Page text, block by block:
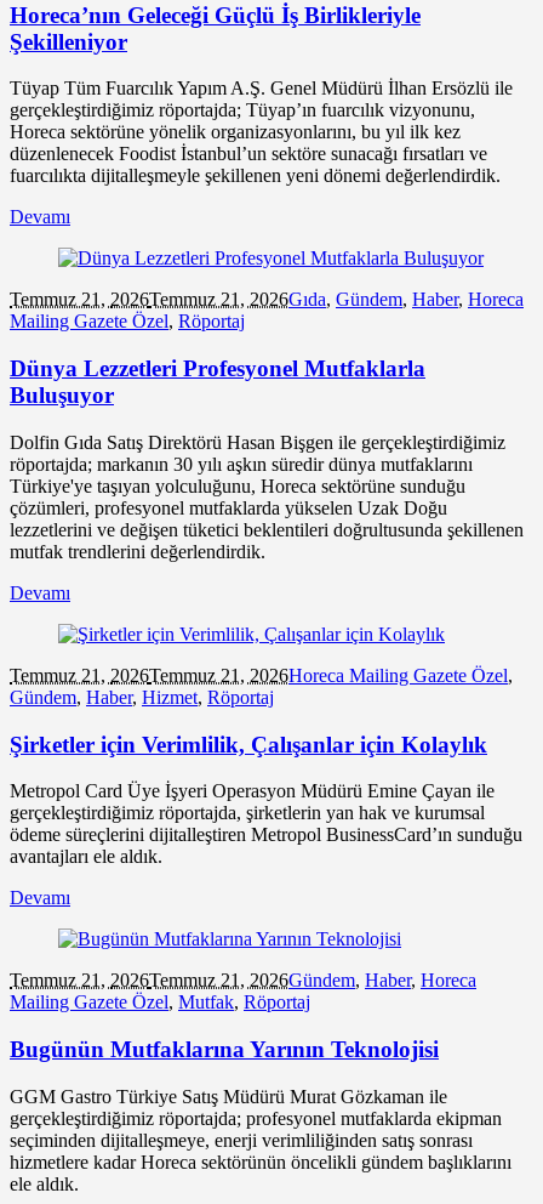
Horeca’nın Geleceği Güçlü İş Birlikleriyle
Şekilleniyor
Tüyap Tüm Fuarcılık Yapım A.Ş. Genel Müdürü İlhan Ersözlü ile
gerçekleştirdiğimiz röportajda; Tüyap’ın fuarcılık vizyonunu,
Horeca sektörüne yönelik organizasyonlarını, bu yıl ilk kez
düzenlenecek Foodist İstanbul’un sektöre sunacağı fırsatları ve
fuarcılıkta dijitalleşmeyle şekillenen yeni dönemi değerlendirdik.
Devamı
Temmuz 21, 2026Temmuz 21, 2026Gıda, Gündem, Haber, Horeca
Mailing Gazete Özel, Röportaj
Dünya Lezzetleri Profesyonel Mutfaklarla
Buluşuyor
Dolfin Gıda Satış Direktörü Hasan Bişgen ile gerçekleştirdiğimiz
röportajda; markanın 30 yılı aşkın süredir dünya mutfaklarını
Türkiye'ye taşıyan yolculuğunu, Horeca sektörüne sunduğu
çözümleri, profesyonel mutfaklarda yükselen Uzak Doğu
lezzetlerini ve değişen tüketici beklentileri doğrultusunda şekillenen
mutfak trendlerini değerlendirdik.
Devamı
Temmuz 21, 2026Temmuz 21, 2026Horeca Mailing Gazete Özel,
Gündem, Haber, Hizmet, Röportaj
Şirketler için Verimlilik, Çalışanlar için Kolaylık
Metropol Card Üye İşyeri Operasyon Müdürü Emine Çayan ile
gerçekleştirdiğimiz röportajda, şirketlerin yan hak ve kurumsal
ödeme süreçlerini dijitalleştiren Metropol BusinessCard’ın sunduğu
avantajları ele aldık.
Devamı
Temmuz 21, 2026Temmuz 21, 2026Gündem, Haber, Horeca
Mailing Gazete Özel, Mutfak, Röportaj
Bugünün Mutfaklarına Yarının Teknolojisi
GGM Gastro Türkiye Satış Müdürü Murat Gözkaman ile
gerçekleştirdiğimiz röportajda; profesyonel mutfaklarda ekipman
seçiminden dijitalleşmeye, enerji verimliliğinden satış sonrası
hizmetlere kadar Horeca sektörünün öncelikli gündem başlıklarını
ele aldık.